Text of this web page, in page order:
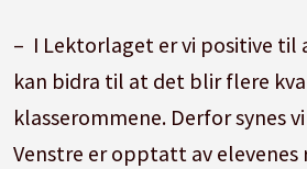
– I Lektorlaget er vi positive til
kan bidra til at det blir flere
klasserommene. Derfor synes
Venstre er opptatt av